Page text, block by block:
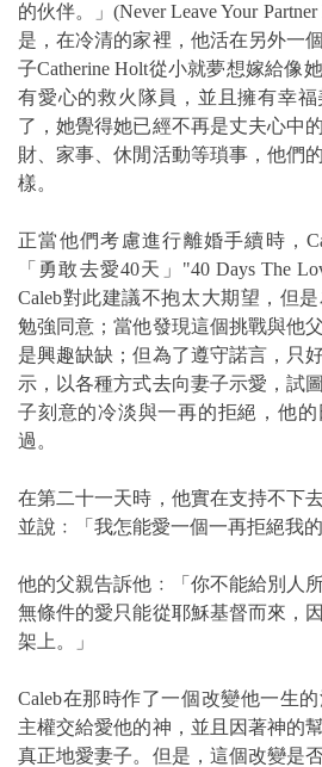
的伙伴。」(Never Leave Your
是，在冷清的家裡，他活在另外一
子Catherine Holt從小就夢想嫁給像
有愛心的救火隊員，並且擁有幸
了，她覺得她已經不再是丈夫心中
財、家事、休閒活動等瑣事，他們
樣。
正當他們考慮進行離婚手續時，
「勇敢去愛40天」"40 Days The
Caleb對此建議不抱太大期望，但
勉強同意；當他發現這個挑戰與他
是興趣缺缺；但為了遵守諾言，只
示，以各種方式去向妻子示愛，試
子刻意的冷淡與一再的拒絕，他
過。
在第二十一天時，他實在支持不下
並說﹕「我怎能愛一個一再拒絕我的
他的父親告訴他﹕「你不能給別人
無條件的愛只能從耶穌基督而來，
架上。」
Caleb在那時作了一個改變他一生
主權交給愛他的神，並且因著神的
真正地愛妻子。但是，這個改變是